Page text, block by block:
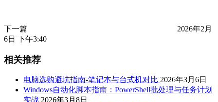
下一篇
2026年2月
6日 下午3:40
相关推荐
电脑选购避坑指南-笔记本与台式机对比 2026年3月6日
Windows自动化脚本指南：PowerShell批处理与任务计划
实战 2026年3月8日